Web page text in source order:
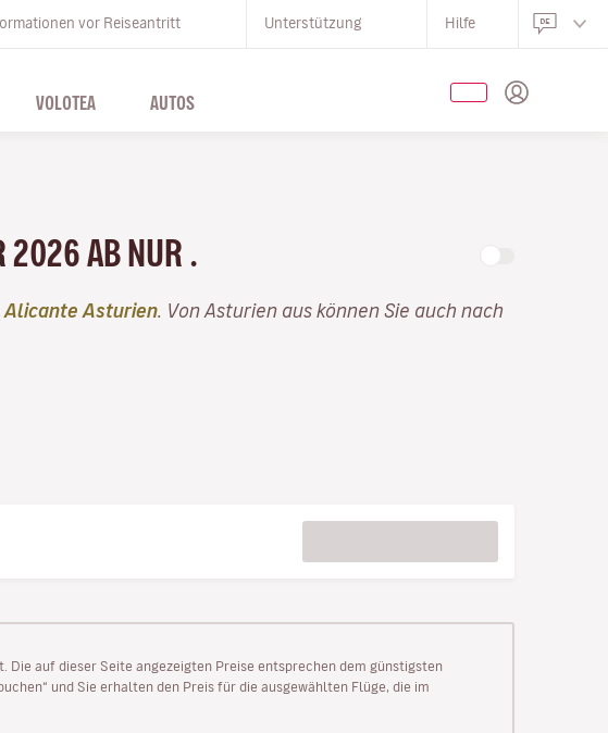
vor Reiseantritt Unterstützung Hilfe
VOLOTEA AUTOS
2026 AB NUR .
Alicante Asturien . Von Asturien aus können Sie auch nach
auf dieser Seite angezeigten Preise entsprechen dem günstigsten
und Sie erhalten den Preis für die ausgewählten Flüge, die im